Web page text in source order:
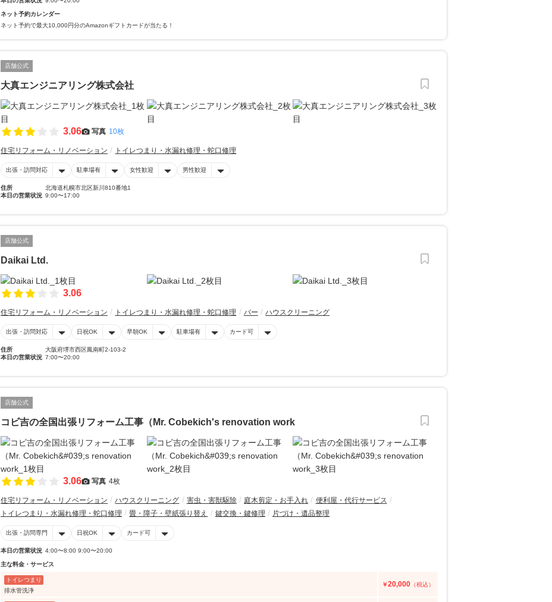
ネット予約カレンダー
ネット予約で最大10,000円分のAmazonギフトカードが当たる！
店舗公式
大真エンジニアリング株式会社
3.06 写真 10枚
住宅リフォーム・リノベーション トイレつまり・水漏れ修理・蛇口修理
出張・訪問対応 駐車場有 女性歓迎 男性歓迎
住所
北海道札幌市北区新川810番地1
本日の営業状況 9:00〜17:00
店舗公式
Daikai Ltd.
3.06
住宅リフォーム・リノベーション トイレつまり・水漏れ修理・蛇口修理 バー ハウスクリーニング
出張・訪問対応 日祝OK 早朝OK 駐車場有 カード可
住所
大阪府堺市西区鳳南町2-103-2
本日の営業状況 7:00〜20:00
店舗公式
コビ吉の全国出張リフォーム工事（Mr. Cobekich's renovation work
3.06 写真 4枚
住宅リフォーム・リノベーション ハウスクリーニング 害虫・害獣駆除 庭木剪定・お手入れ
便利屋・代行サービス
トイレつまり・水漏れ修理・蛇口修理
畳・障子・壁紙張り替え 鍵交換・鍵修理 片づけ・遺品整理
出張・訪問専門 日祝OK カード可
本日の営業状況 4:00〜8:00 9:00〜20:00
主な料金・サービス
トイレつまり
排水管洗浄
￥20,000 （税込）